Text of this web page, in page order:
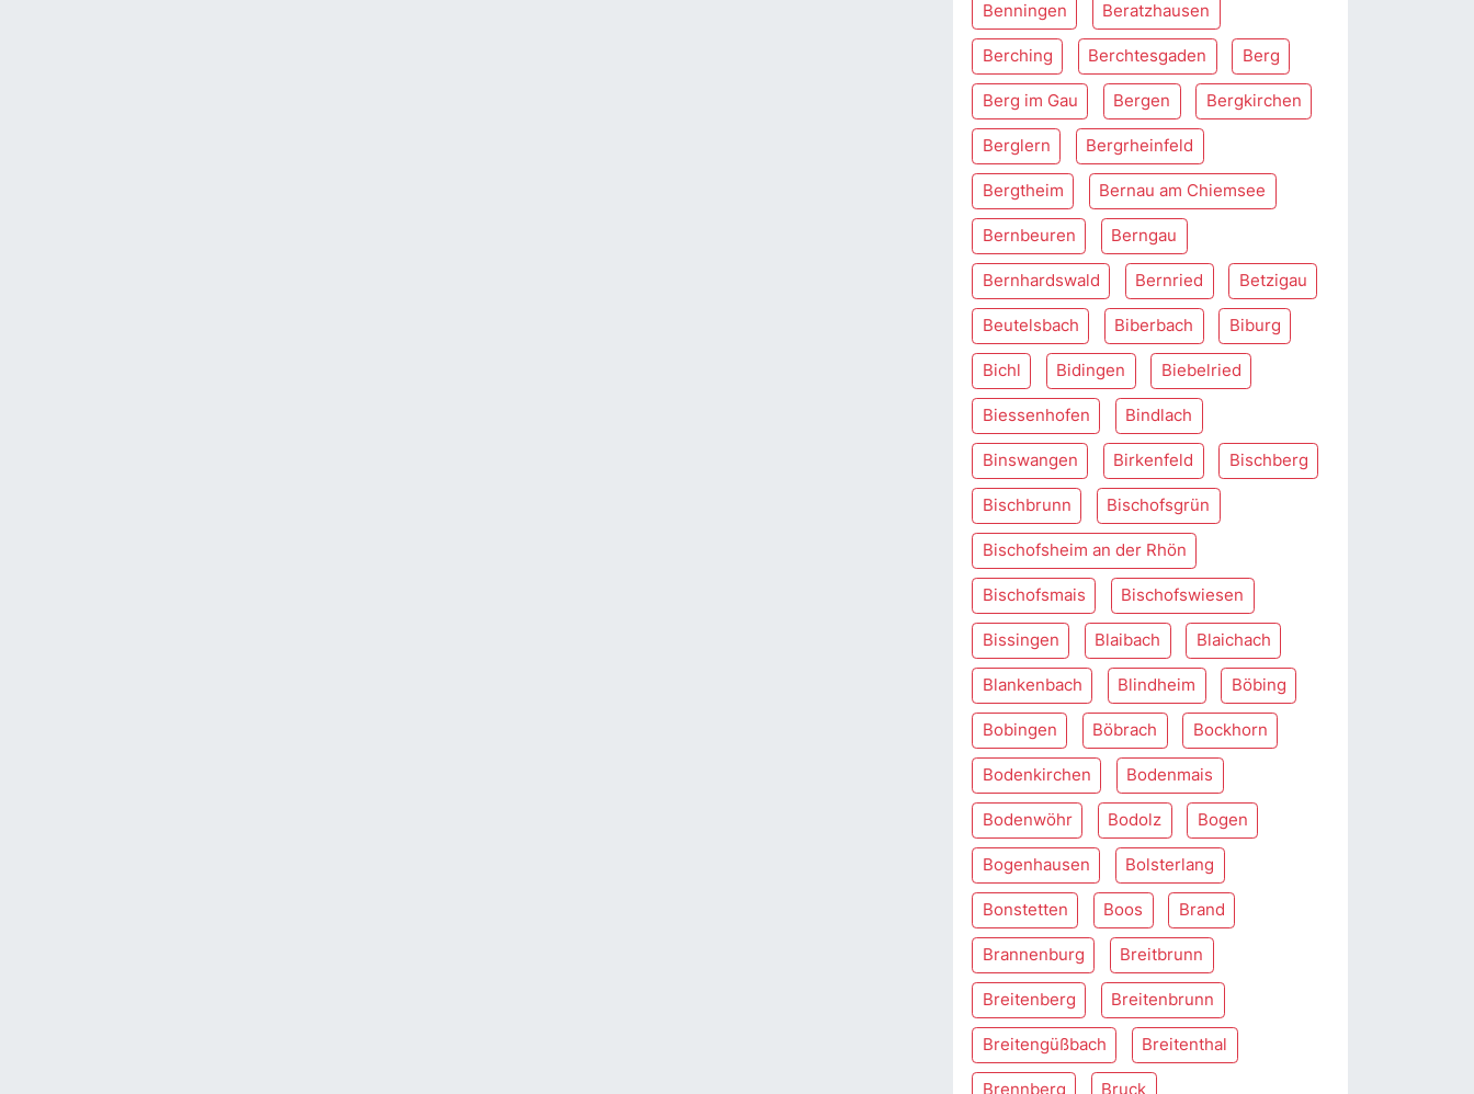
Benningen Beratzhausen
Berching Berchtesgaden Berg
Berg im Gau Bergen Bergkirchen
Berglern Bergrheinfeld
Bergtheim Bernau am Chiemsee
Bernbeuren Berngau
Bernhardswald Bernried Betzigau
Beutelsbach Biberbach Biburg
Bichl Bidingen Biebelried
Biessenhofen Bindlach
Binswangen Birkenfeld Bischberg
Bischbrunn Bischofsgrün
Bischofsheim an der Rhön
Bischofsmais Bischofswiesen
Bissingen Blaibach Blaichach
Blankenbach Blindheim Böbing
Bobingen Böbrach Bockhorn
Bodenkirchen Bodenmais
Bodenwöhr Bodolz Bogen
Bogenhausen Bolsterlang
Bonstetten Boos Brand
Brannenburg Breitbrunn
Breitenberg Breitenbrunn
Breitengüßbach Breitenthal
Brennberg Bruck